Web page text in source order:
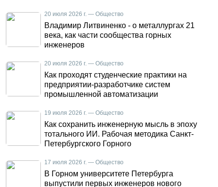
20 июля 2026 г. — Общество
Владимир Литвиненко - о металлургах 21
века, как части сообщества горных
инженеров
20 июля 2026 г. — Общество
Как проходят студенческие практики на
предприятии-разработчике систем
промышленной автоматизации
19 июля 2026 г. — Общество
Как сохранить инженерную мысль в эпоху
тотального ИИ. Рабочая методика Санкт-
Петербургского Горного
17 июля 2026 г. — Общество
В Горном университете Петербурга
выпустили первых инженеров нового